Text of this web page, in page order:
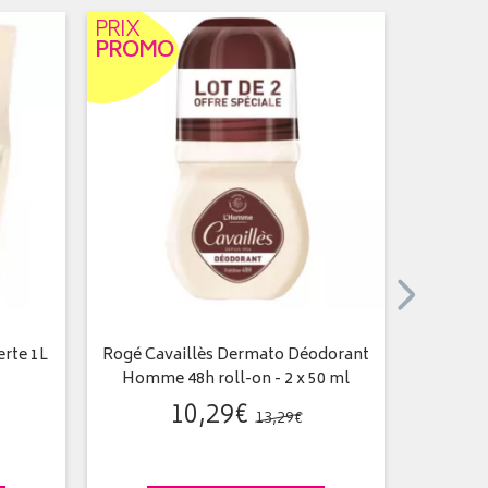
1L
PRIX
PROMO
Rogé Cavaillès Dermato Déodorant
Homme 48h roll-on - 2 x 50 ml
10,29€ 13,29€